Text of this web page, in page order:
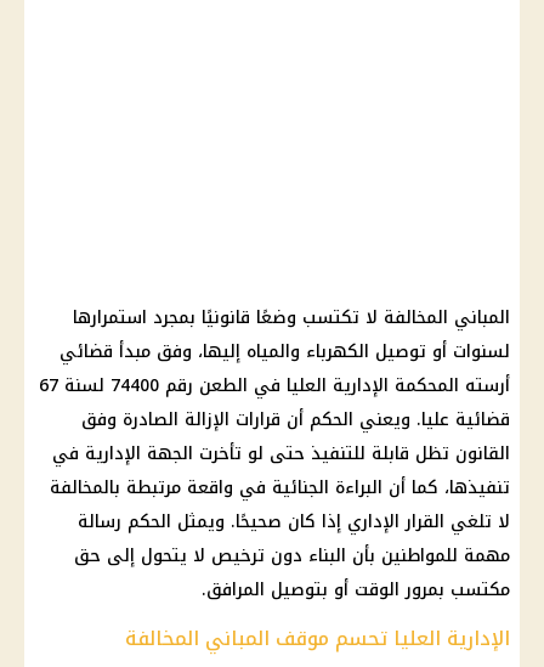
المباني المخالفة لا تكتسب وضعًا قانونيًا بمجرد استمرارها
لسنوات أو توصيل الكهرباء والمياه إليها، وفق مبدأ قضائي
أرسته المحكمة الإدارية العليا في الطعن رقم 74400 لسنة 67
قضائية عليا. ويعني الحكم أن قرارات الإزالة الصادرة وفق
القانون تظل قابلة للتنفيذ حتى لو تأخرت الجهة الإدارية في
تنفيذها، كما أن البراءة الجنائية في واقعة مرتبطة بالمخالفة
لا تلغي القرار الإداري إذا كان صحيحًا. ويمثل الحكم رسالة
مهمة للمواطنين بأن البناء دون ترخيص لا يتحول إلى حق
مكتسب بمرور الوقت أو بتوصيل المرافق.
الإدارية العليا تحسم موقف المباني المخالفة